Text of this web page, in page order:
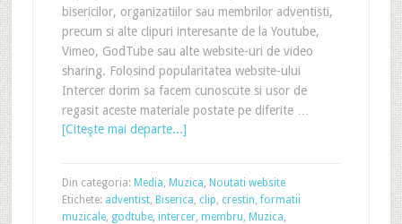
bisericilor, organizatiilor sau membrilor adventisti,
precum si alte clipuri interesante de la Youtube,
Vimeo, GodTube sau alte website-uri de video
sharing. Folosind popularitatea website-ului
Intercer dorim sa facem cunoscute si usor de
regasit aceste materiale postate pe diferite …
[Citeşte mai departe...]
Din categoria: Media Muzica Noutati website
Etichete: adventist, Biserica clip crestin ,formatii
muzicale, godtube, intercer, membru Muzica